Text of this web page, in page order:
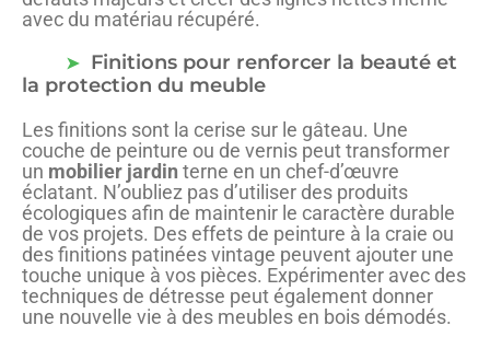
avec du matériau récupéré.
Finitions pour renforcer la beauté et
la protection du meuble
Les finitions sont la cerise sur le gâteau. Une
couche de peinture ou de vernis peut transformer
un mobilier jardin terne en un chef-d’œuvre
éclatant. N’oubliez pas d’utiliser des produits
écologiques afin de maintenir le caractère durable
de vos projets. Des effets de peinture à la craie ou
des finitions patinées vintage peuvent ajouter une
touche unique à vos pièces. Expérimenter avec des
techniques de détresse peut également donner
une nouvelle vie à des meubles en bois démodés.